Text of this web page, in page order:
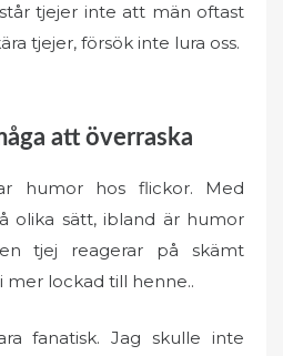
tjejer inte att män oftast
tjejer, försök inte lura oss.
att överraska
humor hos flickor. Med
olika sätt, ibland är humor
tjej reagerar på skämt
mer lockad till henne..
fanatisk. Jag skulle inte